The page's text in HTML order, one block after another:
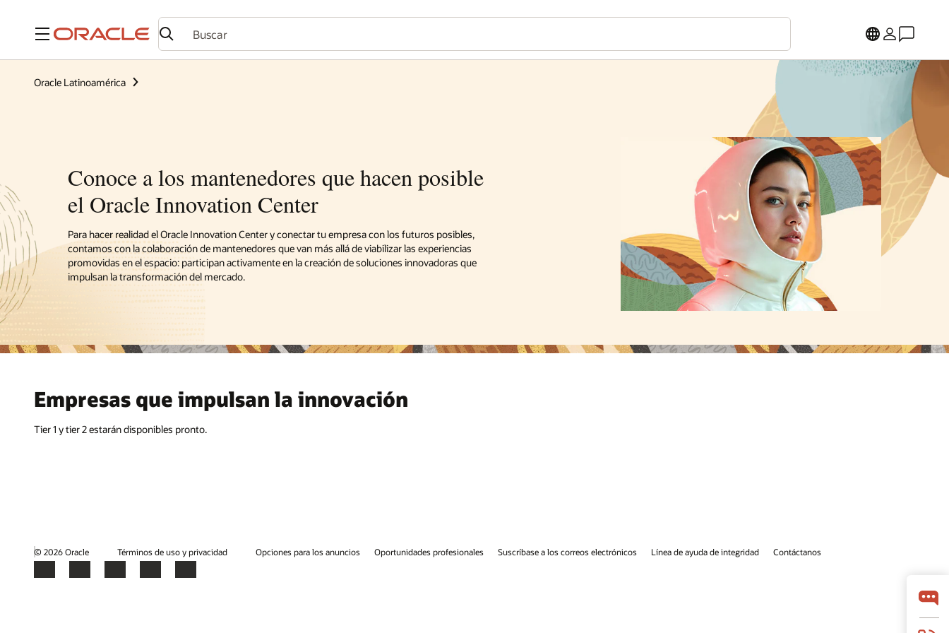
Menú
Oracle Latinoamérica
Conoce a los mantenedores que hacen posible
el Oracle Innovation Center
Para hacer realidad el Oracle Innovation Center y conectar tu empresa con los futuros posibles,
contamos con la colaboración de mantenedores que van más allá de viabilizar las experiencias
promovidas en el espacio: participan activamente en la creación de soluciones innovadoras que
impulsan la transformación del mercado.
Empresas que impulsan la innovación
Tier 1 y tier 2 estarán disponibles pronto.
© 2026 Oracle Términos de uso y privacidad Opciones para los anuncios Oportunidades profesionales Suscríbase a los correos electrónicos Línea de ayuda de integridad Contáctanos
Facebook
X LinkedInYouTubeInstagram